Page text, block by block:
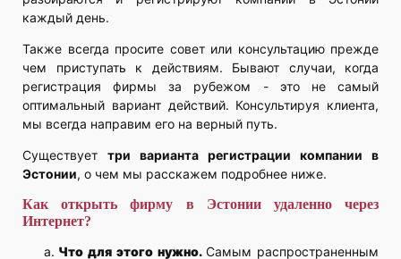
каждый день.
Также всегда просите совет или консультацию прежде
чем приступать к действиям. Бывают случаи, когда
регистрация фирмы за рубежом - это не самый
оптимальный вариант действий. Консультируя клиента,
мы всегда направим его на верный путь.
Существует три варианта регистрации компании в
Эстонии, о чем мы расскажем подробнее ниже.
Как открыть фирму в Эстонии удаленно через
Интернет?
Что для этого нужно. Самым распространенным